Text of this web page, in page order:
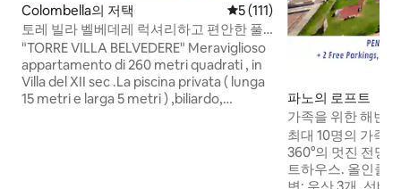
Colombella의 저택 평점 5점(5점 만점), 후기 111
5 (111)
토레 빌라 벨베데레 럭셔리하고 편안한 풀
빌라
"TORRE VILLA BELVEDERE" Meraviglioso
appartamento di 260 metri quadrati , in
Villa del XII sec .La piscina privata ( lunga
15 metri e larga 5 metri ) ,biliardo,
파노의 로프트
가족을 위한 해변
시브)
최대 10명의 가족
360°의 멋진 전망
트하우스. 올인클루시브: • 집 앞의 전용 해